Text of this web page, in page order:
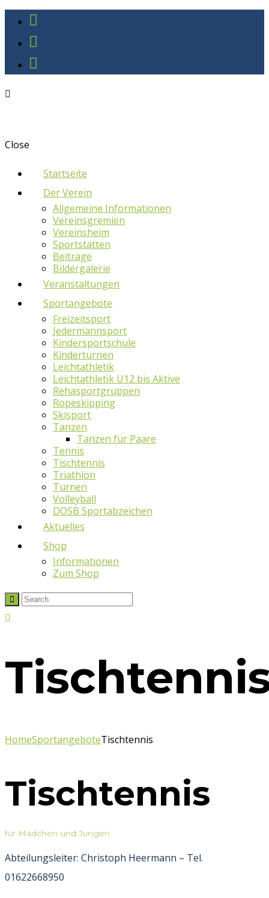
Close
Startseite
Der Verein
Allgemeine Informationen
Vereinsgremien
Vereinsheim
Sportstätten
Beiträge
Bildergalerie
Veranstaltungen
Sportangebote
Freizeitsport
Jedermannsport
Kindersportschule
Kinderturnen
Leichtathletik
Leichtathletik U12 bis Aktive
Rehasportgruppen
Ropeskipping
Skisport
Tanzen
Tanzen für Paare
Tennis
Tischtennis
Triathlon
Turnen
Volleyball
DOSB Sportabzeichen
Aktuelles
Shop
Informationen
Zum Shop
HomeSportangeboteTischtennis
Tischtennis
für Mädchen und Jungen
Abteilungsleiter: Christoph Heermann – Tel.
01622668950